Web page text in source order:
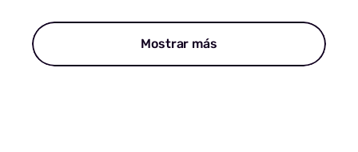
Mostrar más